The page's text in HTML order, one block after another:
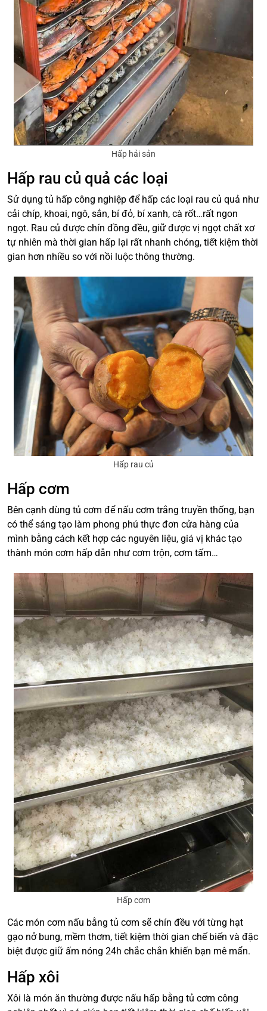
Hấp hải sản
Hấp rau củ quả các loại
Sử dụng tủ hấp công nghiệp để hấp các loại rau củ quả như
cải chíp, khoai, ngô, sắn, bí đỏ, bí xanh, cà rốt…rất ngon
ngọt. Rau củ được chín đồng đều, giữ được vị ngọt chất xơ
tự nhiên mà thời gian hấp lại rất nhanh chóng, tiết kiệm thời
gian hơn nhiều so với nồi luộc thông thường.
Hấp rau củ
Hấp cơm
Bên cạnh dùng tủ cơm để nấu cơm trắng truyền thống, bạn
có thể sáng tạo làm phong phú thực đơn cửa hàng của
mình bằng cách kết hợp các nguyên liệu, giá vị khác tạo
thành món cơm hấp dẫn như cơm trộn, cơm tấm…
Hấp cơm
Các món cơm nấu bằng tủ cơm sẽ chín đều với từng hạt
gạo nở bung, mềm thơm, tiết kiệm thời gian chế biến và đặc
biệt được giữ ấm nóng 24h chắc chắn khiến bạn mê mẩn.
Hấp xôi
Xôi là món ăn thường được nấu hấp bằng tủ cơm công